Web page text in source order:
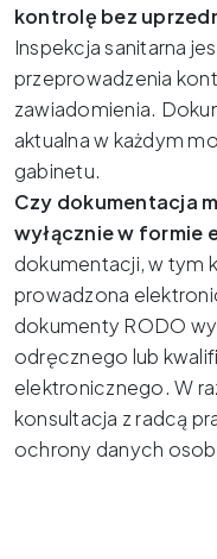
kontrolę bez
Inspekcja sanitarna
przeprowadzenia
zawiadomienia.
aktualna w każdym
gabinetu.
Czy dokumentacja
wyłącznie w formie
dokumentacji, w tym
prowadzona
dokumenty RODO
odręcznego lub
elektronicznego. W
konsultacja z radcą
ochrony danych